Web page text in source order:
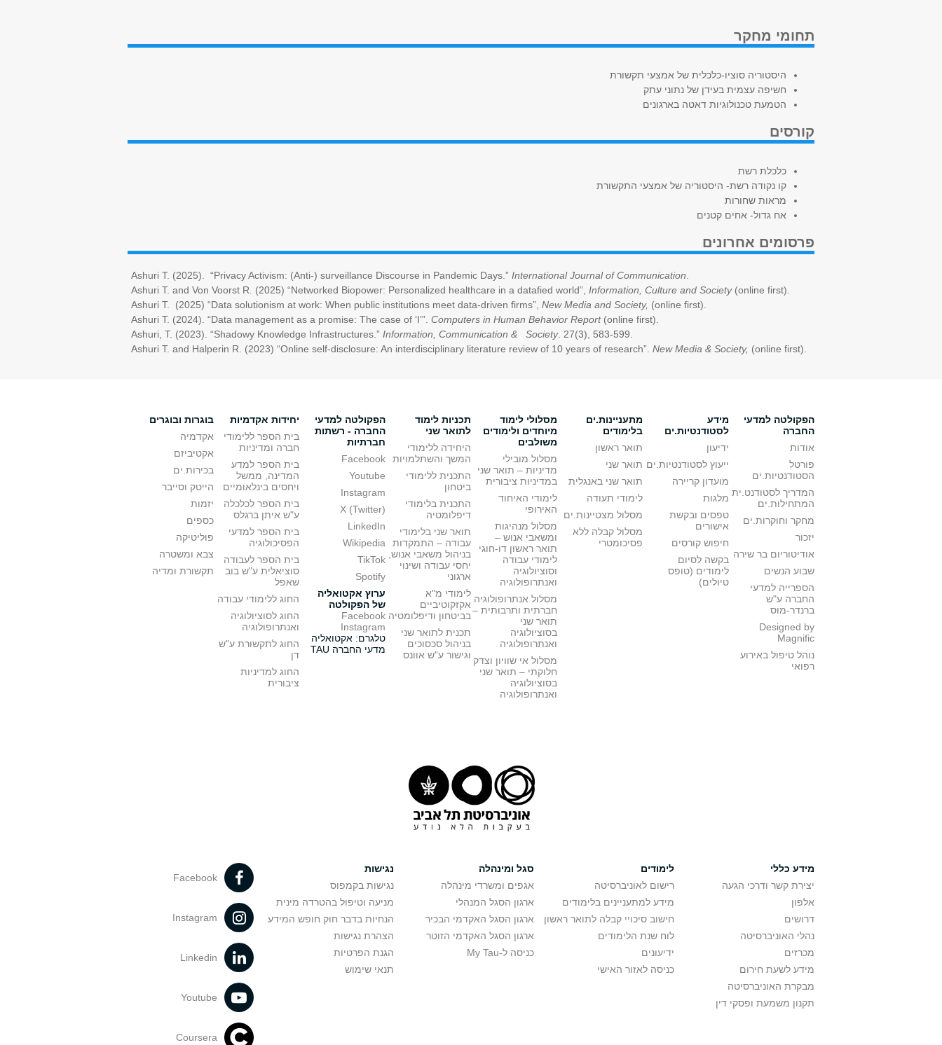
תחומי מחקר
היסטוריה סוציו-כלכלית של אמצעי תקשורת
חשיפה עצמית בעידן של נתוני עתק
הטמעת טכנולוגיות דאטה בארגונים
קורסים
כלכלת רשת
קו נקודה רשת- היסטוריה של אמצעי התקשורת
מראות שחורות
אח גדול- אחים קטנים
פרסומים אחרונים
Ashuri T. (2025). “Privacy Activism: (Anti-) surveillance Discourse in Pandemic Days.” International Journal of Communication
Ashuri T. and Von Voorst R. (2025) “Networked Biopower: Personalized healthcare in a datafied world”, Information, Culture and Society(online first).
Ashuri T. (2025) “Data solutionism at work: When public institutions meet data-driven firms”, New Media and Society, (online first).
Ashuri T. (2024). “Data management as a promise: The case of ‘I’”. Computers in Human Behavior Report(online first).
Ashuri, T. (2023). “Shadowy Knowledge Infrastructures.” Information, Communication & Society. 27(3), 583-599.
Ashuri T. and Halperin R. (2023) “Online self-disclosure: An interdisciplinary literature review of 10 years of research”. New Media & Society, (online first).
הפקולטה למדעי
החברה
אודות
פורטל
הסטודנטיות.ים
המדריך לסטודנט.ית
המתחילות.ים
מחקר וחוקרות.ים
יזכור
אודיטוריום בר שירה
שבוע הנשים
הספרייה למדעי
החברה ע"ש
ברנדר-מוס
Designed by
Magnific
נוהל טיפול באירוע
רפואי
מידע
לסטודנטיות.ים
ידיעון
ייעוץ לסטודנטיות.ים
מועדון קריירה
מלגות
טפסים ובקשת
אישורים
חיפוש קורסים
בקשה לסיום
לימודים (טופס
טיולים)
מתעניינות.ים
בלימודים
תואר ראשון
תואר שני
תואר שני באנגלית
לימודי תעודה
מסלול מצטיינות.ים
מסלול קבלה ללא
פסיכומטרי
מסלולי לימוד
מיוחדים ולימודים
משולבים
מסלול מובילי
מדיניות – תואר שני
במדיניות ציבורית
לימודי האיחוד
האירופי
מסלול מנהיגות
ומשאבי אנוש –
תואר ראשון דו-חוגי
לימודי עבודה
וסוציולוגיה
ואנתרופולוגיה
מסלול אנתרופולוגיה
חברתית ותרבותית –
תואר שני
בסוציולוגיה
ואנתרופולוגיה
מסלול אי שוויון וצדק
חלוקתי – תואר שני
בסוציולוגיה
ואנתרופולוגיה
תכניות לימוד
לתואר שני
היחידה ללימודי
המשך והשתלמויות
התכנית ללימודי
ביטחון
התכנית בלימודי
דיפלומטיה
תואר שני בלימודי
עבודה – התמקדות
בניהול משאבי אנוש,
יחסי עבודה ושינוי
ארגוני
לימודי מ"א
אקזקוטיביים
בביטחון ודיפלומטיה
תכנית לתואר שני
בניהול סכסוכים
וגישור ע"ש אוונס
הפקולטה למדעי
החברה - רשתות
חברתיות
Facebook
Youtube
Instagram
X (Twitter)
LinkedIn
Wikipedia
TikTok
Spotify
ערוץ אקטואליה
של הפקולטה
Facebook
Instagram
טלגרם: אקטואליה
מדעי החברה TAU
יחידות אקדמיות
בית הספר ללימודי
חברה ומדיניות
בית הספר למדע
המדינה, ממשל
ויחסים בינלאומיים
בית הספר לכלכלה
ע"ש איתן ברגלס
בית הספר למדעי
הפסיכולוגיה
בית הספר לעבודה
סוציאלית ע"ש בוב
שאפל
החוג ללימודי עבודה
החוג לסוציולוגיה
ואנתרופולוגיה
החוג לתקשורת ע"ש
דן
החוג למדיניות
ציבורית
בוגרות ובוגרים
אקדמיה
אקטיביזם
בכירות.ים
הייטק וסייבר
יזמות
כספים
פוליטיקה
צבא ומשטרה
תקשורת ומדיה
מידע כללי
יצירת קשר ודרכי הגעה
אלפון
דרושים
נהלי האוניברסיטה
מכרזים
מידע לשעת חירום
מבקרת האוניברסיטה
תקנון משמעת ופסקי דין
לימודים
רישום לאוניברסיטה
מידע למתעניינים בלימודים
חישוב סיכויי קבלה לתואר ראשון
לוח שנת הלימודים
ידיעונים
כניסה לאזור האישי
סגל ומינהלה
אגפים ומשרדי מינהלה
ארגון הסגל המנהלי
ארגון הסגל האקדמי הבכיר
ארגון הסגל האקדמי הזוטר
כניסה ל-My Tau
נגישות
נגישות בקמפוס
מניעה וטיפול בהטרדה מינית
הנחיות בדבר חוק חופש המידע
הצהרת נגישות
הגנת הפרטיות
תנאי שימוש
Facebook
Instagram
Linkedin
Youtube
Coursera